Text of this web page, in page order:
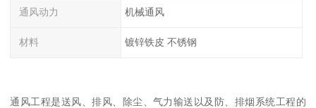
通风动力 机械通风
材料 镀锌铁皮 不锈钢
通风工程是送风、排风、除尘、气力输送以及防、排烟系统工程的